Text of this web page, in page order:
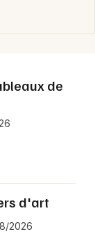
de
d'art
2026